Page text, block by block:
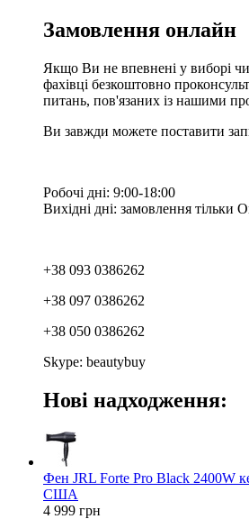
Замовлення онлайн
Якщо Ви не впевнені у виборі чи
фахівці безкоштовно
питань, пов'язаних із нашими
Ви завжди можете поставити
Робочі дні: 9:00-18:00
Вихідні дні: замовлення тільки
+38 093 0386262
+38 097 0386262
+38 050 0386262
Skype: beautybuy
Нові надходження:
Фен JRL Forte Pro Black 2400W
США
4 999 грн